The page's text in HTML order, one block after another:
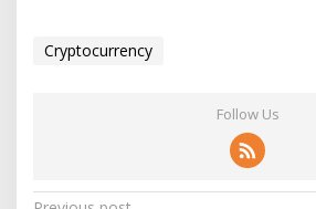
Cryptocurrency
Follow Us